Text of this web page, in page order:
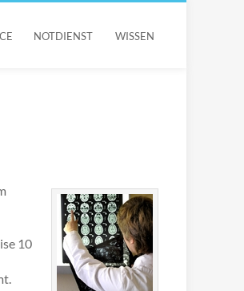
NOTDIENST WISSEN
10